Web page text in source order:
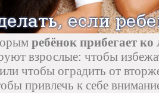
ребёнок прибегает
взрослые: чтобы
чтобы оградить от
привлечь к себе